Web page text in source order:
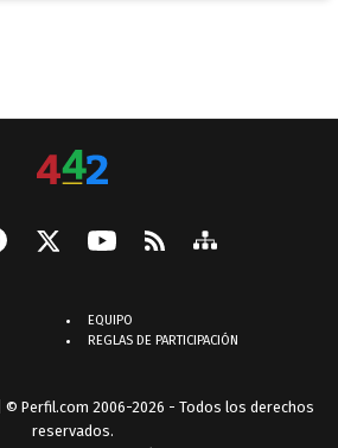
EQUIPO
REGLAS DE PARTICIPACIÓN
| © Perfil.com 2006-2026 - Todos los derechos
reservados.